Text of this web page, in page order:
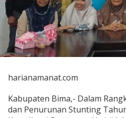
harianamanat.com
Kabupaten Bima,- Dalam
dan Penurunan Stunting